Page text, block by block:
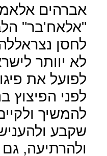
אברהים
"אלאח'בר"
לחסן
לא יוותר
לפועל את
לפני הפיצוץ
להמשיך
שקבע
ולהרתיעה,